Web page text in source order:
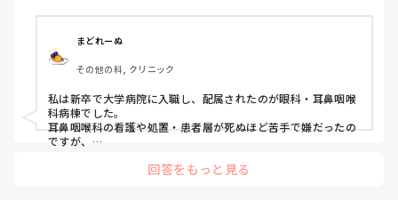
まどれーぬ
その他の科, クリニック
私は新卒で大学病院に入職し、配属されたのが眼科・耳鼻咽喉
科病棟でした。
耳鼻咽喉科の看護や処置・患者層が死ぬほど苦手で嫌だったの
ですが、
回答をもっと見る